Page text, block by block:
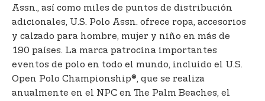
Assn., así como miles de puntos de distribución
adicionales, U.S. Polo Assn. ofrece ropa, accesorios
y calzado para hombre, mujer y niño en más de
190 países. La marca patrocina importantes
eventos de polo en todo el mundo, incluido el U.S.
Open Polo Championship®, que se realiza
anualmente en el NPC en The Palm Beaches, el